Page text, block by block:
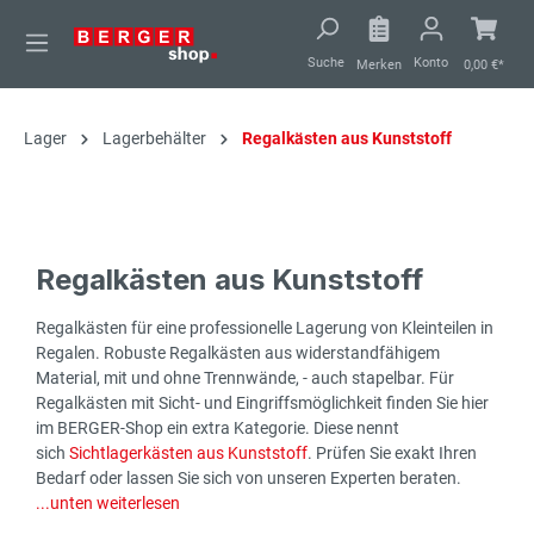
springen
Suche Merken Konto 0,00 €*
Lager Lagerbehälter Regalkästen aus Kunststoff
Regalkästen aus Kunststoff
Regalkästen für eine professionelle Lagerung von Kleinteilen in
Regalen. Robuste Regalkästen aus widerstandfähigem
Material, mit und ohne Trennwände, - auch stapelbar. Für
Regalkästen mit Sicht- und Eingriffsmöglichkeit finden Sie hier
im BERGER-Shop ein extra Kategorie. Diese nennt
sich Sichtlagerkästen aus Kunststoff. Prüfen Sie exakt Ihren
Bedarf oder lassen Sie sich von unseren Experten beraten.
...unten weiterlesen